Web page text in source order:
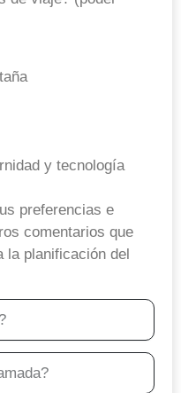
y tecnología
preferencias e
comentarios que
la planificación del